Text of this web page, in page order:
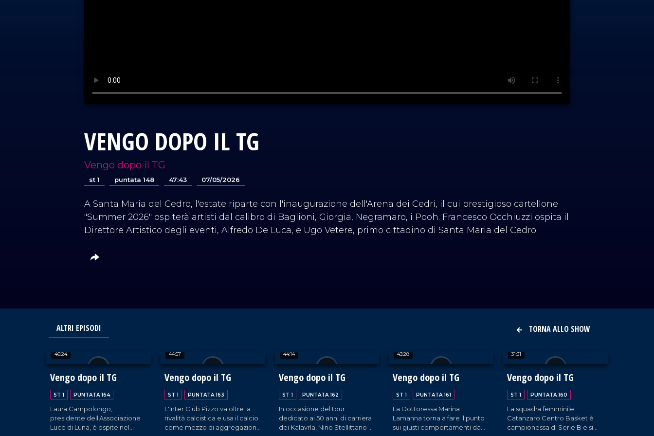
VENGO DOPO IL TG
Vengo dopo il TG
st 1 puntata 148 47:43 07/05/2026
A Santa Maria del Cedro, l'estate riparte con l'inaugurazione dell'Arena dei Cedri, il cui prestigioso cartellone
"Summer 2026" ospiterà artisti dal calibro di Baglioni, Giorgia, Negramaro, i Pooh. Francesco Occhiuzzi ospita il
Direttore Artistico degli eventi, Alfredo De Luca, e Ugo Vetere, primo cittadino di Santa Maria del Cedro.
TORNA ALLO SHOW
ALTRI EPISODI
46:24
Vengo dopo il TG
ST 1 PUNTATA 164
Laura Campolongo,
presidente dell'Associazione
Luce di Luna, è ospite nel
44:57
Vengo dopo il TG
ST 1 PUNTATA 163
L'Inter Club Pizzo va oltre la
rivalità calcistica e usa il calcio
come mezzo di aggregazione
44:14
Vengo dopo il TG
ST 1 PUNTATA 162
In occasione del tour
dedicato ai 50 anni di carriera
dei Kalavrìa, Nino Stellittano e
43:28
Vengo dopo il TG
ST 1 PUNTATA 161
La Dottoressa Marina
Lamanna torna a fare il punto
sui giusti comportamenti da
31:31
Vengo dopo il TG
ST 1 PUNTATA 160
La squadra femminile
Catanzaro Centro Basket è
campionessa di Serie B e si